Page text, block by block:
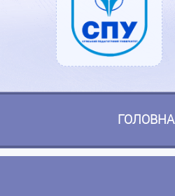
ГОЛОВНА